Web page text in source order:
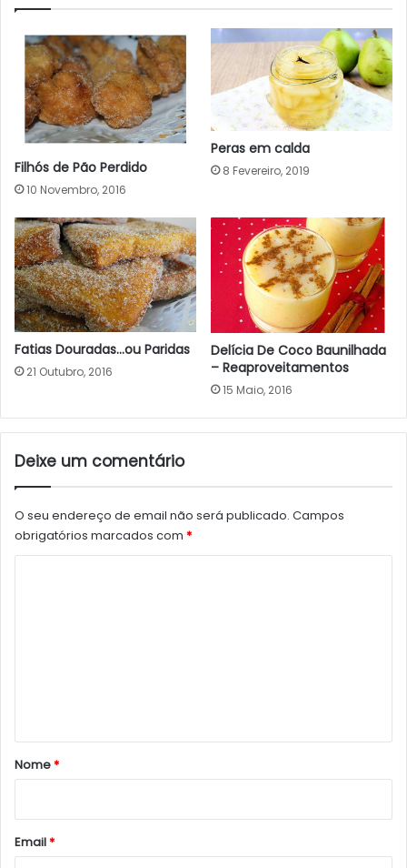
Filhós de Pão Perdido
10 Novembro, 2016
Peras em calda
8 Fevereiro, 2019
Fatias Douradas…ou Paridas
21 Outubro, 2016
Delícia De Coco Baunilhada
– Reaproveitamentos
15 Maio, 2016
Deixe um comentário
O seu endereço de email não será publicado. Campos
obrigatórios marcados com *
r
*
Nome*
Email*